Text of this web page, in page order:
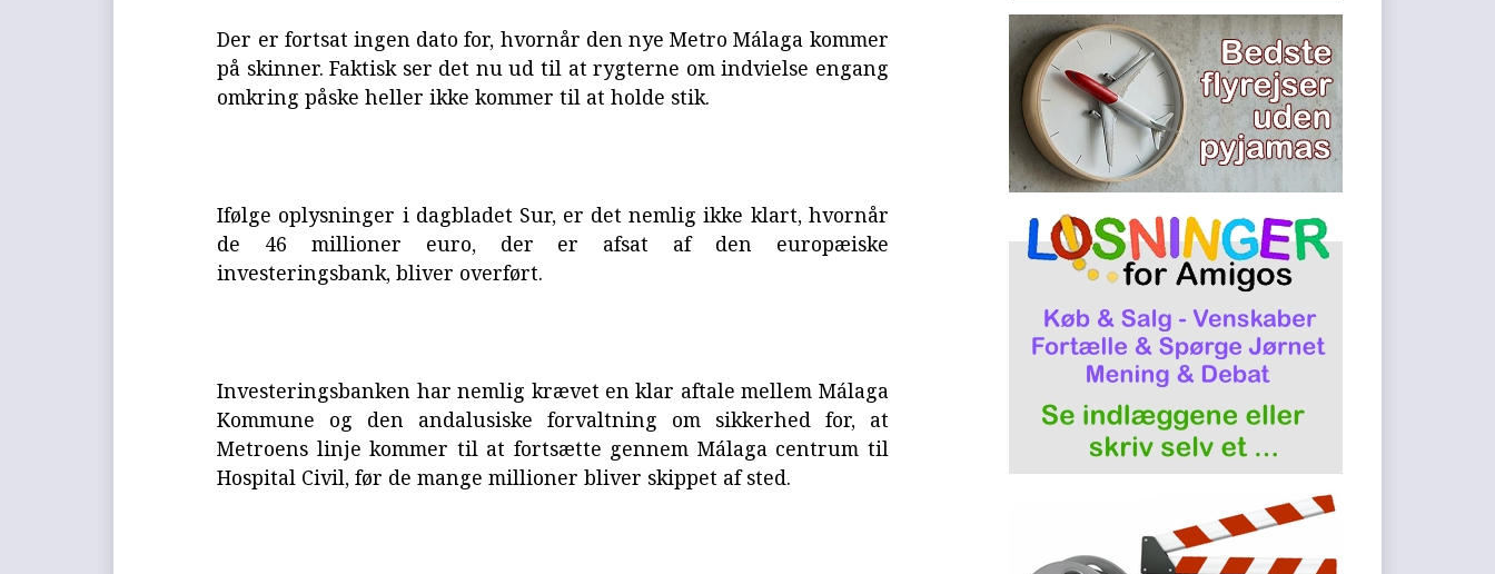
Der er fortsat ingen dato for, hvornår den nye Metro Málaga kommer
på skinner. Faktisk ser det nu ud til at rygterne om indvielse engang
omkring påske heller ikke kommer til at holde stik.
Ifølge oplysninger i dagbladet Sur, er det nemlig ikke klart, hvornår
de 46 millioner euro, der er afsat af den europæiske
investeringsbank, bliver overført.
Investeringsbanken har nemlig krævet en klar aftale mellem Málaga
Kommune og den andalusiske forvaltning om sikkerhed for, at
Metroens linje kommer til at fortsætte gennem Málaga centrum til
Hospital Civil, før de mange millioner bliver skippet af sted.